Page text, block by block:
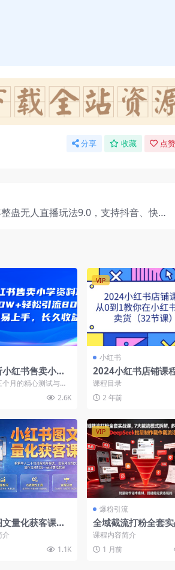
分享 收藏 点
蛊无人直播玩法9.0，支持抖音、快
红书售卖小学
8个月收入20W
8000+操作简单
月的精心测试与整
大家呈现了这篇详
卖教小学辅资...2.6K
VIP
小红书
2024小红书店铺课
0到1教你在小红书
货（32节课）
课程目录
2 年前
量化获客课，
备选型网络隔
介
1.1K
VIP
爆粉引流
全域截流打粉全套
课，7大截流模式拆
账号养号导流私域
Seek批量制作截流
课程内容简介
1 月前